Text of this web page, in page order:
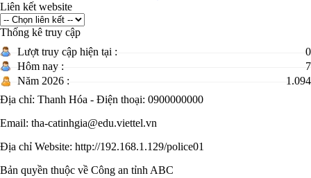
Liên kết website
Thống kê truy cập
Lượt truy cập hiện tại :
0
Hôm nay :
7
Năm 2026 :
1.094
Địa chỉ: Thanh Hóa - Điện thoại: 0900000000
Email: tha-catinhgia@edu.viettel.vn
Địa chỉ Website: http://192.168.1.129/police01
Bản quyền thuộc về Công an tỉnh ABC